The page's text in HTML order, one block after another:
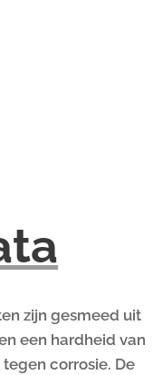
zijn gesmeed uit
een hardheid van
tegen corrosie. De